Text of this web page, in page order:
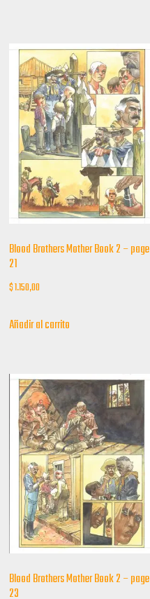
Blood Brothers Mother Book 2 – page
21
$1.150,00
Añadir al carrito
Blood Brothers Mother Book 2 – page
23